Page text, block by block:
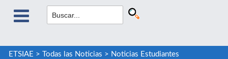
ETSIAE > Todas las Noticias > Noticias Estudiantes